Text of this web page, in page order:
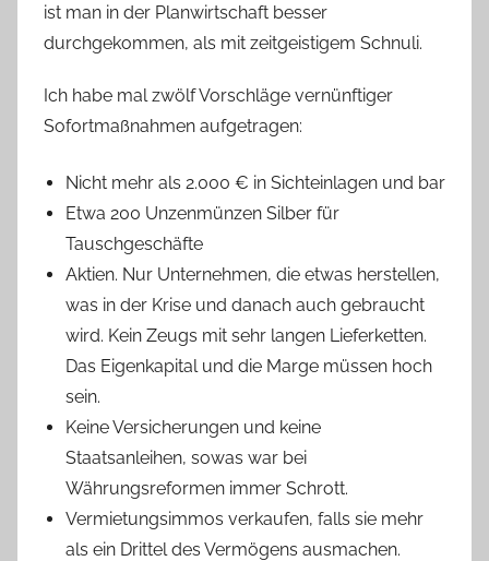
ist man in der Planwirtschaft besser
durchgekommen, als mit zeitgeistigem Schnuli.
Ich habe mal zwölf Vorschläge vernünftiger
Sofortmaßnahmen aufgetragen:
Nicht mehr als 2.000 € in Sichteinlagen und bar
Etwa 200 Unzenmünzen Silber für
Tauschgeschäfte
Aktien. Nur Unternehmen, die etwas herstellen,
was in der Krise und danach auch gebraucht
wird. Kein Zeugs mit sehr langen Lieferketten.
Das Eigenkapital und die Marge müssen hoch
sein.
Keine Versicherungen und keine
Staatsanleihen, sowas war bei
Währungsreformen immer Schrott.
Vermietungsimmos verkaufen, falls sie mehr
als ein Drittel des Vermögens ausmachen.